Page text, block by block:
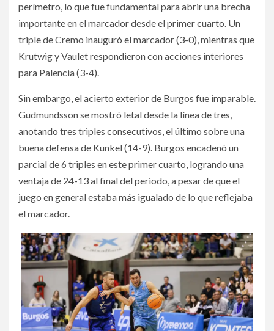
perímetro, lo que fue fundamental para abrir una brecha
importante en el marcador desde el primer cuarto. Un
triple de Cremo inauguró el marcador (3-0), mientras que
Krutwig y Vaulet respondieron con acciones interiores
para Palencia (3-4).
Sin embargo, el acierto exterior de Burgos fue imparable.
Gudmundsson se mostró letal desde la línea de tres,
anotando tres triples consecutivos, el último sobre una
buena defensa de Kunkel (14-9). Burgos encadenó un
parcial de 6 triples en este primer cuarto, logrando una
ventaja de 24-13 al final del periodo, a pesar de que el
juego en general estaba más igualado de lo que reflejaba
el marcador.